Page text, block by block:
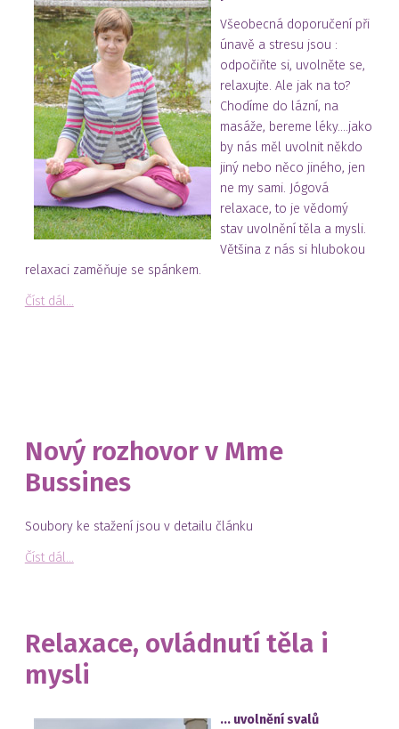
Všeobecná doporučení při
únavě a stresu jsou :
odpočiňte si, uvolněte se,
relaxujte. Ale jak na to?
Chodíme do lázní, na
masáže, bereme léky....jako
by nás měl uvolnit někdo
jiný nebo něco jiného, jen
ne my sami. Jógová
relaxace, to je vědomý
stav uvolnění těla a mysli.
Většina z nás si hlubokou
relaxaci zaměňuje se spánkem.
Číst dál...
Nový rozhovor v Mme
Bussines
Soubory ke stažení jsou v detailu článku
Číst dál...
Relaxace, ovládnutí těla i
mysli
... uvolnění svalů